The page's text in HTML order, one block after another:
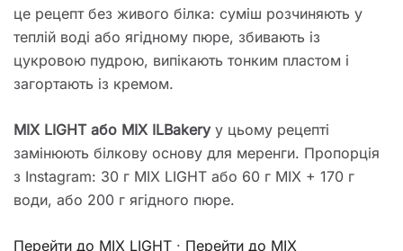
це рецепт без живого білка: суміш розчиняють у
теплій воді або ягідному пюре, збивають із
цукровою пудрою, випікають тонким пластом і
загортають із кремом.
MIX LIGHT або MIX ILBakery у цьому рецепті
замінюють білкову основу для меренги. Пропорція
з Instagram: 30 г MIX LIGHT або 60 г MIX + 170 г
води, або 200 г ягідного пюре.
Перейти до MIX LIGHT · Перейти до MIX